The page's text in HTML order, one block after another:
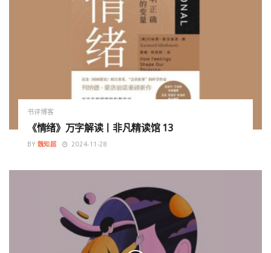
书评博客
《情绪》万字解读丨非凡精读馆 13
BY 魏知超 2024-11-28